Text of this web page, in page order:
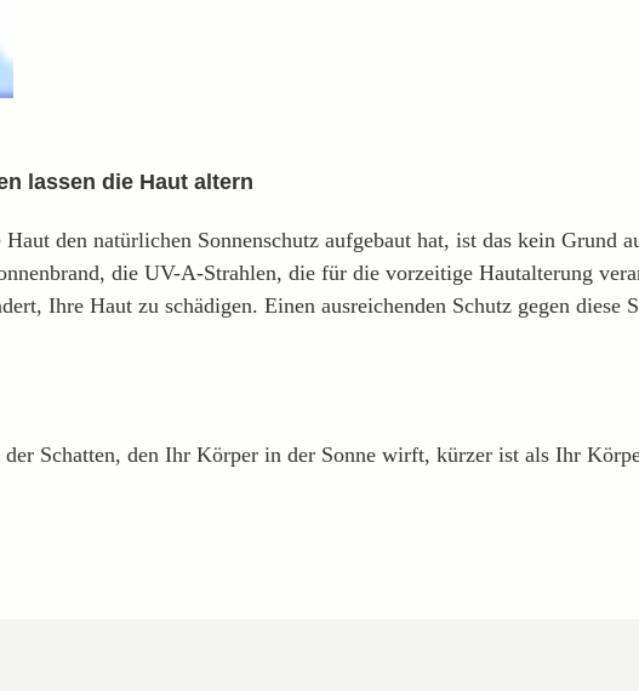
lassen die Haut altern
den natürlichen Sonnenschutz aufgebaut hat, ist das kein Grund
die UV-A-Strahlen, die für die vorzeitige Hautalterung
Ihre Haut zu schädigen. Einen ausreichenden Schutz gegen diese
Schatten, den Ihr Körper in der Sonne wirft, kürzer ist als Ihr